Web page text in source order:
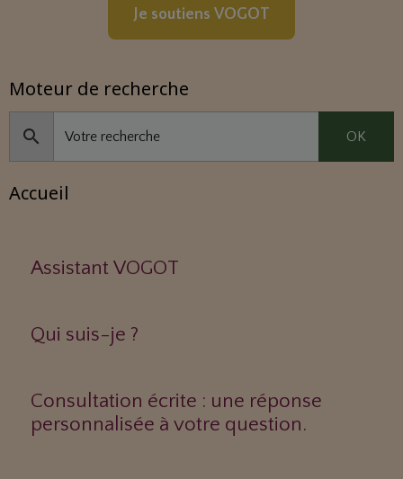
Je soutiens VOGOT
Moteur de recherche
OK
Accueil
Assistant VOGOT
Qui suis-je ?
Consultation écrite : une réponse
personnalisée à votre question.